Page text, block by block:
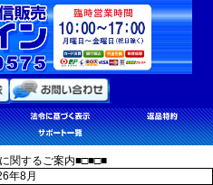
関するご案内■□■□■
年8月